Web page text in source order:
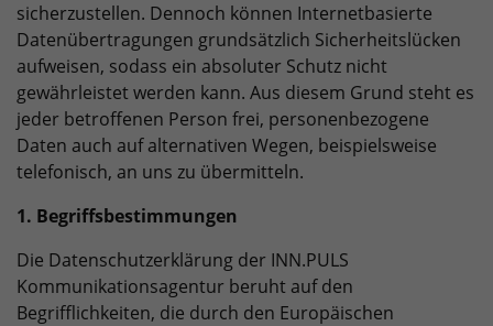
sicherzustellen. Dennoch können Internetbasierte
Datenübertragungen grundsätzlich Sicherheitslücken
aufweisen, sodass ein absoluter Schutz nicht
gewährleistet werden kann. Aus diesem Grund steht es
jeder betroffenen Person frei, personenbezogene
Daten auch auf alternativen Wegen, beispielsweise
telefonisch, an uns zu übermitteln.
1. Begriffsbestimmungen
Die Datenschutzerklärung der INN.PULS
Kommunikationsagentur beruht auf den
Begrifflichkeiten, die durch den Europäischen